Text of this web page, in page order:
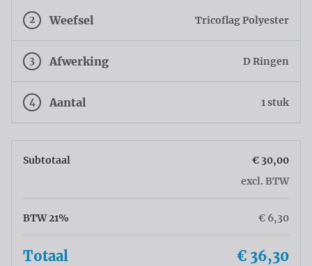
2 Weefsel Tricoflag Polyester
3 Afwerking D Ringen
4 Aantal 1 stuk
Subtotaal
€ 30,00
excl. BTW
BTW 21% € 6,30
Totaal € 36,30